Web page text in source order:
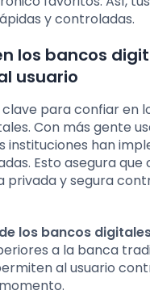
y controladas.
los bancos
usuario
clave para confiar en
Con más gente
instituciones han
Esto asegura que
privada y segura
los bancos
a la banca
al usuario